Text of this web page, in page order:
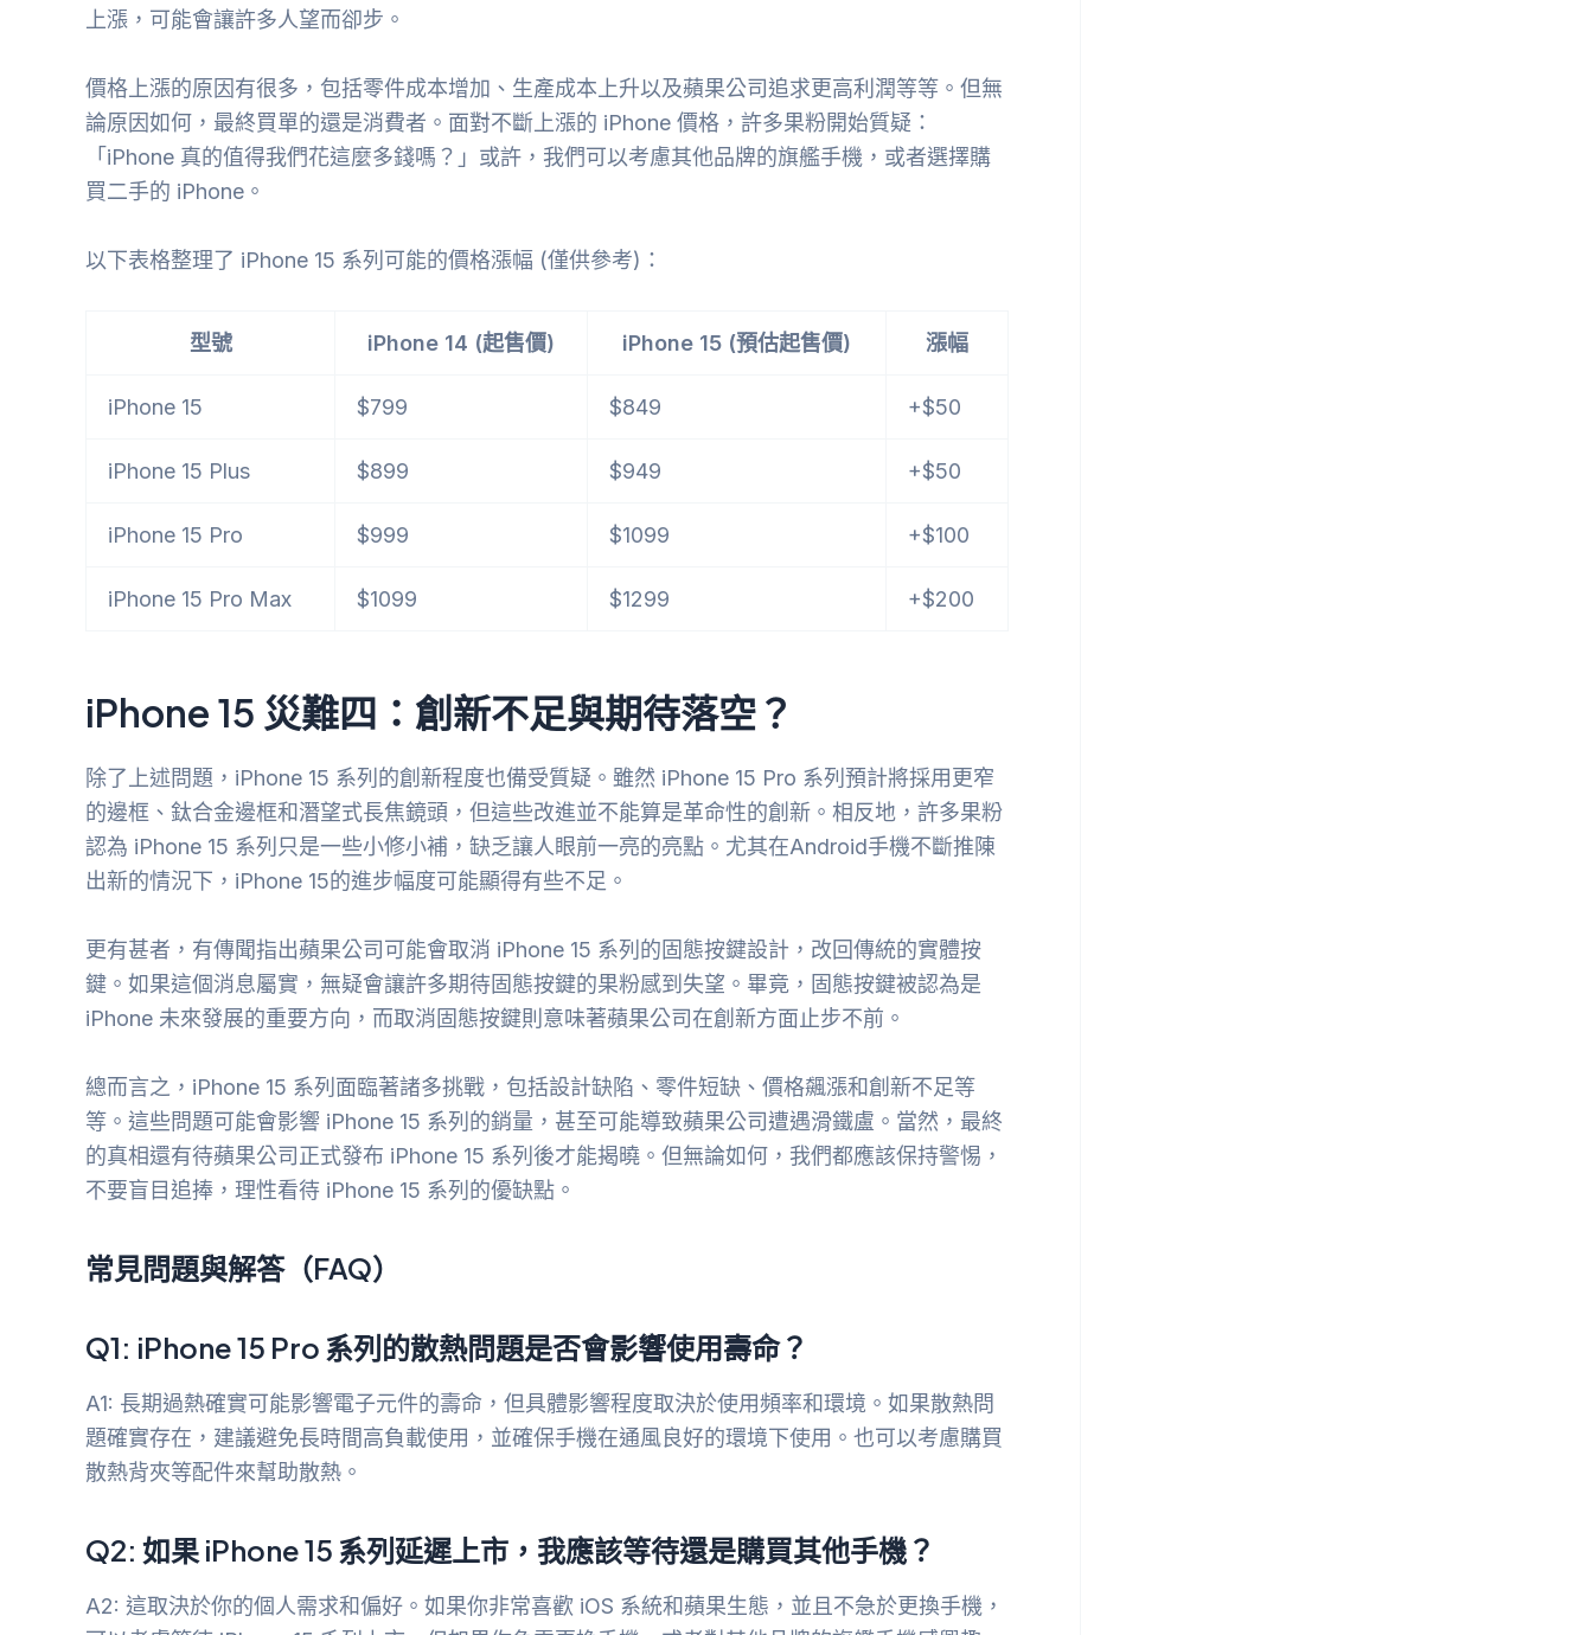
上漲，可能會讓許多人望而卻步。
價格上漲的原因有很多，包括零件成本增加、生產成本上升以及蘋果公司追求更高利潤等等。但無
論原因如何，最終買單的還是消費者。面對不斷上漲的 iPhone 價格，許多果粉開始質疑：
「iPhone 真的值得我們花這麼多錢嗎？」或許，我們可以考慮其他品牌的旗艦手機，或者選擇購
買二手的 iPhone。
以下表格整理了 iPhone 15 系列可能的價格漲幅 (僅供參考)：
型號 iPhone 14 (起售價) iPhone 15 (預估起售價) 漲幅
iPhone 15 $799 $849 +$50
iPhone 15 Plus $899 $949 +$50
iPhone 15 Pro $999 $1099 +$100
iPhone 15 Pro Max $1099 $1299 +$200
iPhone 15 災難四：創新不足與期待落空？
除了上述問題，iPhone 15 系列的創新程度也備受質疑。雖然 iPhone 15 Pro 系列預計將採用更窄
的邊框、鈦合金邊框和潛望式長焦鏡頭，但這些改進並不能算是革命性的創新。相反地，許多果粉
認為 iPhone 15 系列只是一些小修小補，缺乏讓人眼前一亮的亮點。尤其在Android手機不斷推陳
出新的情況下，iPhone 15的進步幅度可能顯得有些不足。
更有甚者，有傳聞指出蘋果公司可能會取消 iPhone 15 系列的固態按鍵設計，改回傳統的實體按
鍵。如果這個消息屬實，無疑會讓許多期待固態按鍵的果粉感到失望。畢竟，固態按鍵被認為是
iPhone 未來發展的重要方向，而取消固態按鍵則意味著蘋果公司在創新方面止步不前。
總而言之，iPhone 15 系列面臨著諸多挑戰，包括設計缺陷、零件短缺、價格飆漲和創新不足等
等。這些問題可能會影響 iPhone 15 系列的銷量，甚至可能導致蘋果公司遭遇滑鐵盧。當然，最終
的真相還有待蘋果公司正式發布 iPhone 15 系列後才能揭曉。但無論如何，我們都應該保持警惕，
不要盲目追捧，理性看待 iPhone 15 系列的優缺點。
常見問題與解答（FAQ）
Q1: iPhone 15 Pro 系列的散熱問題是否會影響使用壽命？
A1: 長期過熱確實可能影響電子元件的壽命，但具體影響程度取決於使用頻率和環境。如果散熱問
題確實存在，建議避免長時間高負載使用，並確保手機在通風良好的環境下使用。也可以考慮購買
散熱背夾等配件來幫助散熱。
Q2: 如果 iPhone 15 系列延遲上市，我應該等待還是購買其他手機？
A2: 這取決於你的個人需求和偏好。如果你非常喜歡 iOS 系統和蘋果生態，並且不急於更換手機，